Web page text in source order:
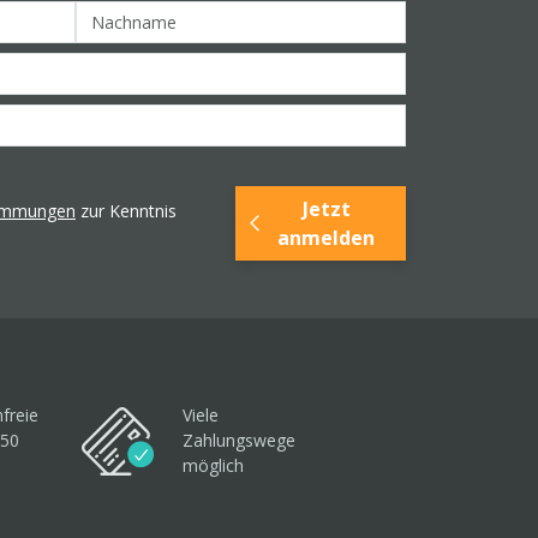
zur Kenntnis
Jetzt
anmelden
Viele
Zahlungswege
möglich